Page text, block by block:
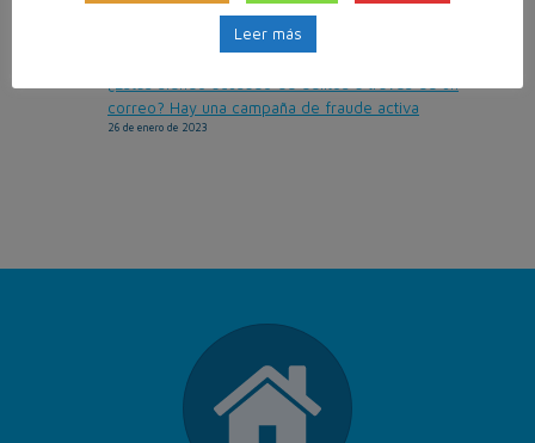
correo? Hay una campaña de fraude activa
26 de enero de 2023
Leer más